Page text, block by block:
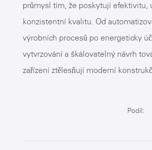
průmysl tím, že poskytují efektivitu,
konzistentní kvalitu. Od
výrobních procesů po energeticky
vytvrzování a škálovatelný návrh
zařízení ztělesňují moderní
Podíl: